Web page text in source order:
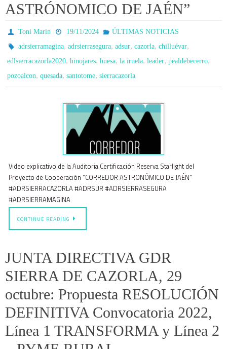
ASTRÓNOMICO DE JAÉN”
Toni Marin 19/11/2024
ÚLTIMAS NOTICIAS
adrsierramagina,adrsierrasegura,adsur,cazorla,chilluévar,
edlsierracazorla2020, hinojares, huesa, la iruela, leader, pealdebecerro,
pozoalcon, quesada, santotome, sierracazorla
Video explicativo de la Auditoria Certificación Reserva Starlight del
Proyecto de Cooperación “CORREDOR ASTRONÓMICO DE JAÉN”
#ADRSIERRACAZORLA #ADRSUR #ADRSIERRASEGURA
#ADRSIERRAMAGINA
CONTINUE READING
JUNTA DIRECTIVA GDR
SIERRA DE CAZORLA, 29
octubre: Propuesta RESOLUCIÓN
DEFINITIVA Convocatoria 2022,
Línea 1 TRANSFORMA y Línea 2